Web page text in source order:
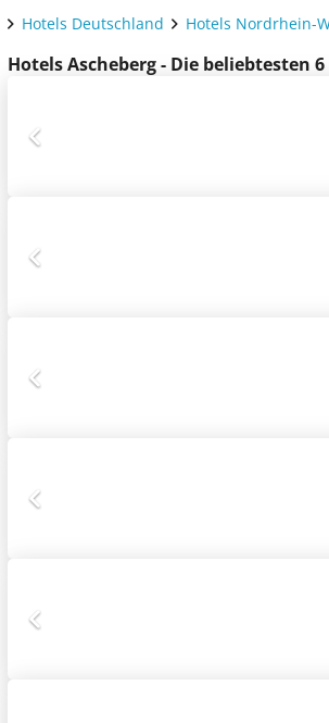
Hotels Deutschland Hotels Nordrhein-
Hotels Ascheberg - Die beliebtesten